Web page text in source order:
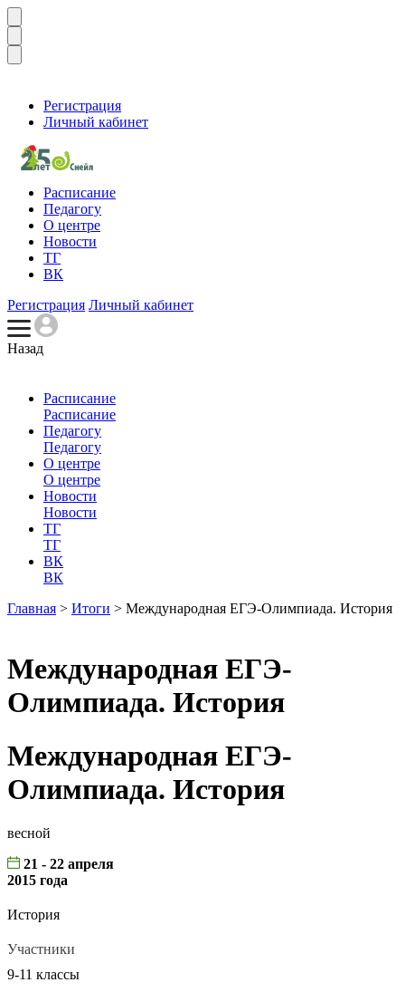
Регистрация
Личный кабинет
Расписание
Педагогу
О центре
Новости
ТГ
ВК
Регистрация Личный кабинет
Назад
Расписание
Расписание
Педагогу
Педагогу
О центре
О центре
Новости
Новости
ТГ
ТГ
ВК
ВК
Главная > Итоги > Международная ЕГЭ-Олимпиада. История
Международная ЕГЭ-
Олимпиада. История
Международная ЕГЭ-
Олимпиада. История
весной
21 - 22 апреля
2015 года
История
Участники
9-11 классы